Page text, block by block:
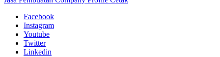
Facebook
Instagram
Youtube
Twitter
Linkedin